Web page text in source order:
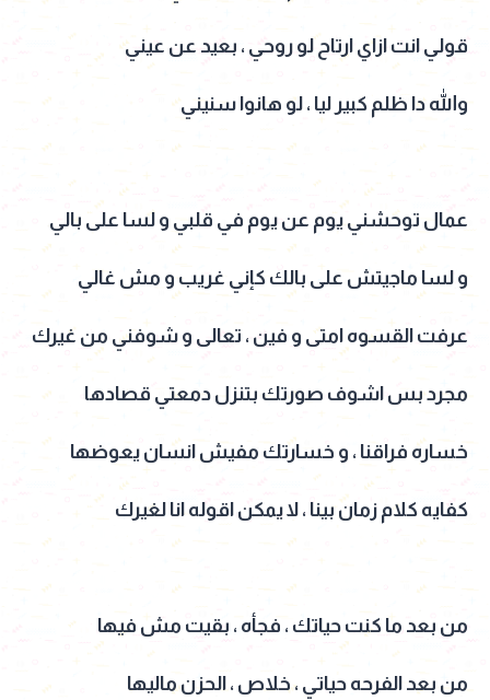
قولي انت ازاي ارتاح لو روحي ، بعيد عن عيني
والله دا ظلم كبير ليا ، لو هانوا سنيني
عمال توحشني يوم عن يوم في قلبي و لسا على بالي
و لسا ماجيتش على بالك كإني غريب و مش غالي
عرفت القسوه امتى و فين ، تعالى و شوفني من غيرك
مجرد بس اشوف صورتك بتنزل دمعتي قصادها
خساره فراقنا ، و خسارتك مفيش انسان يعوضها
كفايه كلام زمان بينا ، لا يمكن اقوله انا لغيرك
من بعد ما كنت حياتك ، فجأه ، بقيت مش فيها
من بعد الفرحه حياتي ، خلاص ، الحزن ماليها